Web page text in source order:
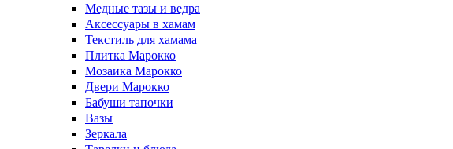
Медные тазы и ведра
Аксессуары в хамам
Текстиль для хамама
Плитка Марокко
Мозаика Марокко
Двери Марокко
Бабуши тапочки
Вазы
Зеркала